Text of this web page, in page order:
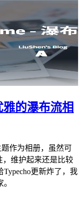
的瀑布流相
题作为相册，虽然可
，维护起来还是比较
更新炸了，我